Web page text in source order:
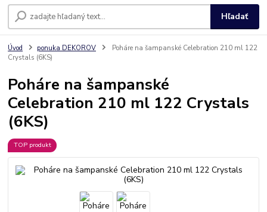
Hľadať
Úvod ponuka DEKOROV
Poháre na šampanské Celebration 210 ml 122
Crystals (6KS)
Poháre na šampanské
Celebration 210 ml 122 Crystals
(6KS)
TOP produkt